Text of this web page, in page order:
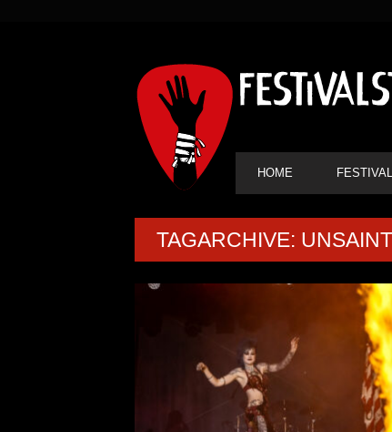
HAUPT-
NAVIGATION
HOME
TAGARCHIVE: